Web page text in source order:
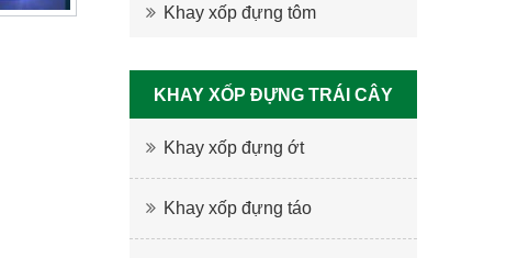
Khay xốp đựng tôm
KHAY XỐP ĐỰNG TRÁI CÂY
Khay xốp đựng ớt
Khay xốp đựng táo